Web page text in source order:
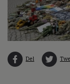
Del